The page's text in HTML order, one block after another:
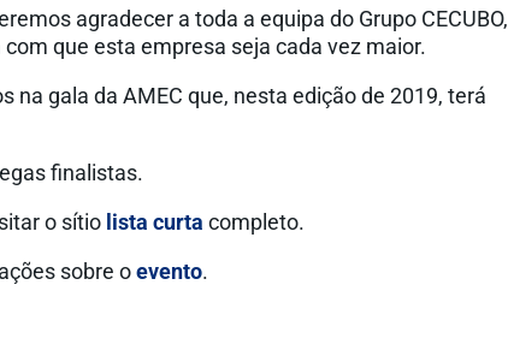
agradecer a toda a equipa do Grupo CECUBO,
que esta empresa seja cada vez maior.
na gala da AMEC que, nesta edição de 2019, terá
finalistas.
o sítio lista curta completo.
sobre oevento.